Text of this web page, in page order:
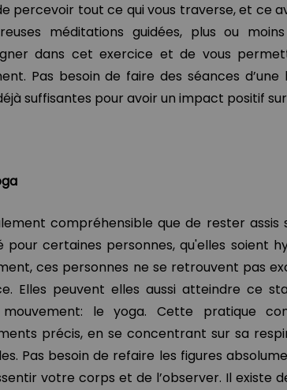
percevoir tout ce qui vous traverse, et ce
méditations guidées, plus ou
dans cet exercice et de vous
Pas besoin de faire des séances
suffisantes pour avoir un impact positif
compréhensible que de rester assis
pour certaines personnes, qu'elles soient
ces personnes ne se retrouvent pas
Elles peuvent elles aussi atteindre ce
le yoga. Cette pratique
précis, en se concentrant sur sa
Pas besoin de refaire les figures
votre corps et de l’observer. Il existe